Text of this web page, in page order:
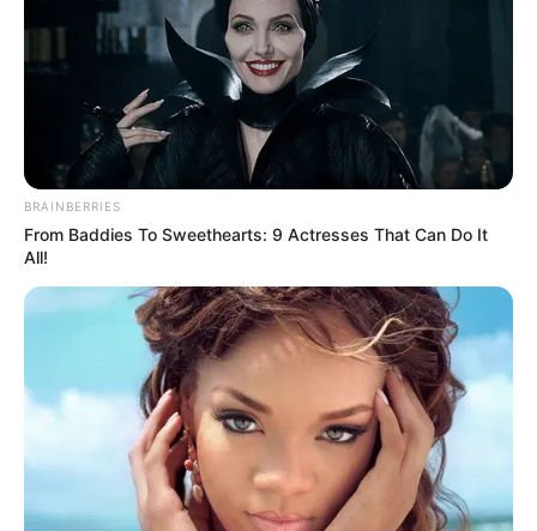
BRAINBERRIES
From Baddies To Sweethearts: 9 Actresses That Can Do It
All!